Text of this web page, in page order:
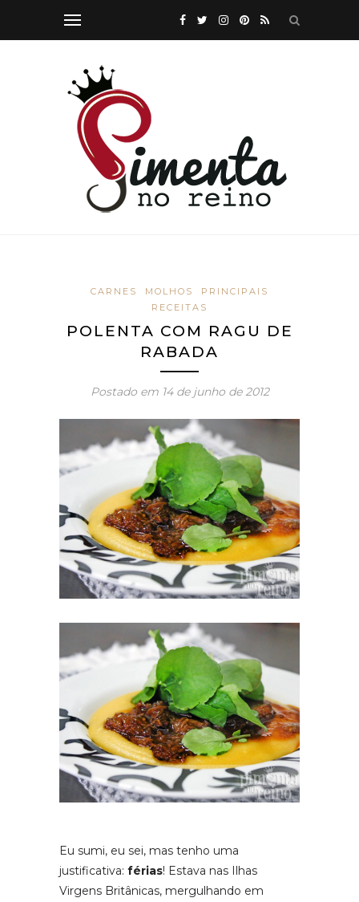
CARNES MOLHOS
PRINCIPAIS
RECEITAS
POLENTA COM RAGU DE
RABADA
Postado em 14 de junho de 2012
Eu sumi, eu sei, mas tenho uma
justificativa: férias! Estava nas Ilhas
Virgens Britânicas, mergulhando em